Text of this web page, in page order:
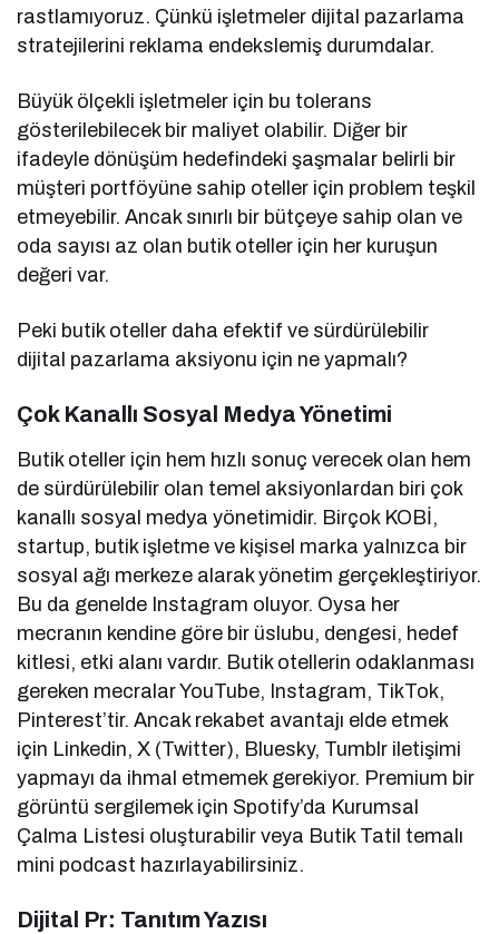
rastlamıyoruz. Çünkü işletmeler dijital pazarlama
stratejilerini reklama endekslemiş durumdalar.
Büyük ölçekli işletmeler için bu tolerans
gösterilebilecek bir maliyet olabilir. Diğer bir
ifadeyle dönüşüm hedefindeki şaşmalar belirli bir
müşteri portföyüne sahip oteller için problem teşkil
etmeyebilir. Ancak sınırlı bir bütçeye sahip olan ve
oda sayısı az olan butik oteller için her kuruşun
değeri var.
Peki butik oteller daha efektif ve sürdürülebilir
dijital pazarlama aksiyonu için ne yapmalı?
Çok Kanallı Sosyal Medya Yönetimi
Butik oteller için hem hızlı sonuç verecek olan hem
de sürdürülebilir olan temel aksiyonlardan biri çok
kanallı sosyal medya yönetimidir. Birçok KOBİ,
startup, butik işletme ve kişisel marka yalnızca bir
sosyal ağı merkeze alarak yönetim gerçekleştiriyor.
Bu da genelde Instagram oluyor. Oysa her
mecranın kendine göre bir üslubu, dengesi, hedef
kitlesi, etki alanı vardır. Butik otellerin odaklanması
gereken mecralar YouTube, Instagram, TikTok,
Pinterest’tir. Ancak rekabet avantajı elde etmek
için Linkedin, X (Twitter), Bluesky, Tumblr iletişimi
yapmayı da ihmal etmemek gerekiyor. Premium bir
görüntü sergilemek için Spotify’da Kurumsal
Çalma Listesi oluşturabilir veya Butik Tatil temalı
mini podcast hazırlayabilirsiniz.
Dijital Pr: Tanıtım Yazısı